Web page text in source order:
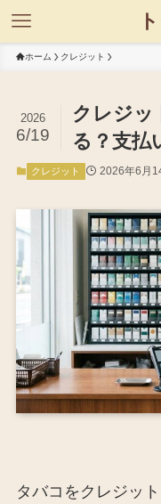
ホーム クレジット
クレジッ
る？支払
2026
6/19
クレジット 2026年6月
タバコをクレジッ